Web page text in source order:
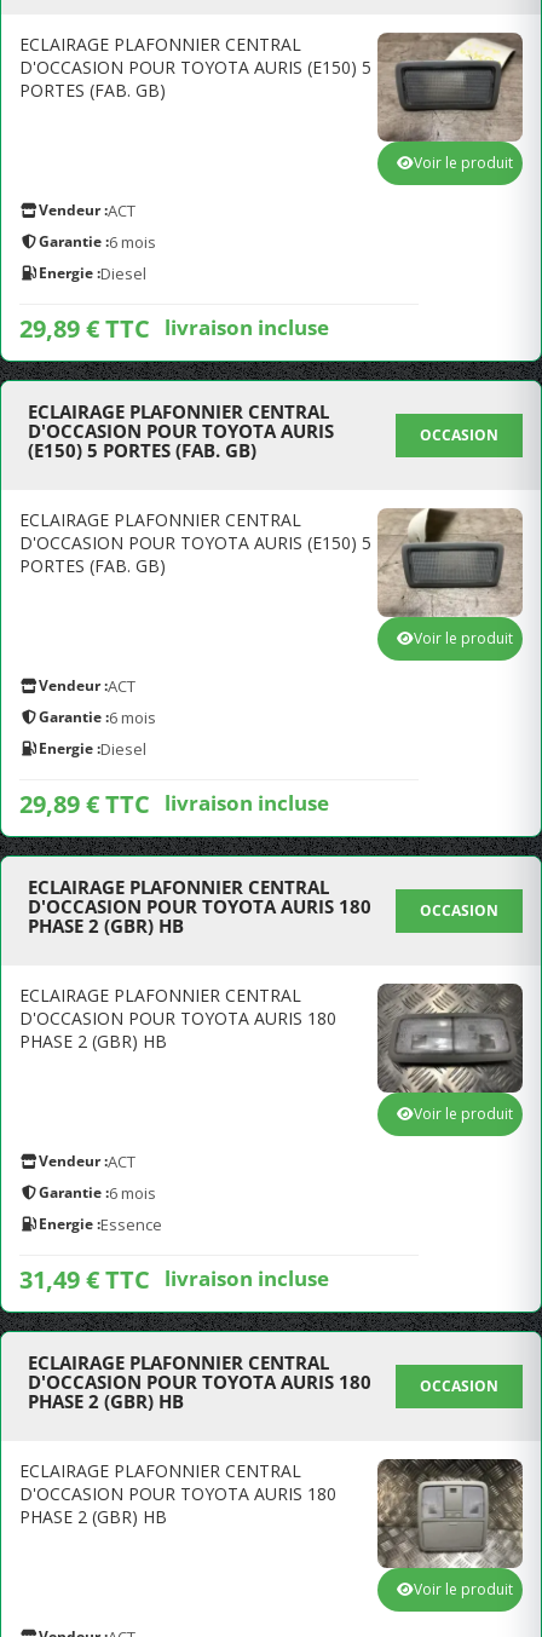
ECLAIRAGE PLAFONNIER CENTRAL
D'OCCASION POUR TOYOTA AURIS (E150) 5
PORTES (FAB. GB)
Vendeur :ACT
Garantie :6 mois
Energie :Diesel
29,89 € TTC livraison incluse
Voir le produit
ECLAIRAGE PLAFONNIER CENTRAL
D'OCCASION POUR TOYOTA AURIS
(E150) 5 PORTES (FAB. GB)
OCCASION
ECLAIRAGE PLAFONNIER CENTRAL
D'OCCASION POUR TOYOTA AURIS (E150) 5
PORTES (FAB. GB)
Vendeur :ACT
Garantie :6 mois
Energie :Diesel
29,89 € TTC livraison incluse
Voir le produit
ECLAIRAGE PLAFONNIER CENTRAL
D'OCCASION POUR TOYOTA AURIS 180
PHASE 2 (GBR) HB
OCCASION
ECLAIRAGE PLAFONNIER CENTRAL
D'OCCASION POUR TOYOTA AURIS 180
PHASE 2 (GBR) HB
Vendeur :ACT
Garantie :6 mois
Energie :Essence
31,49 € TTC livraison incluse
Voir le produit
ECLAIRAGE PLAFONNIER CENTRAL
D'OCCASION POUR TOYOTA AURIS 180
PHASE 2 (GBR) HB
OCCASION
ECLAIRAGE PLAFONNIER CENTRAL
D'OCCASION POUR TOYOTA AURIS 180
PHASE 2 (GBR) HB
Voir le produit